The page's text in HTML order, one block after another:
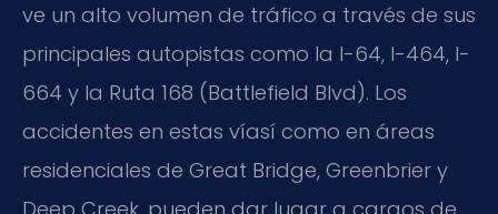
ve un alto volumen de tráfico a través de sus
principales autopistas como la I-64, I-464, I-
664 y la Ruta 168 (Battlefield Blvd). Los
accidentes en estas víasí como en áreas
residenciales de Great Bridge, Greenbrier y